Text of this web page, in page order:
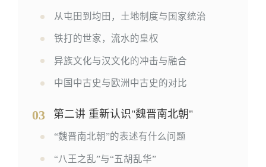
从屯田到均田，土地制度与国家统治
铁打的世家，流水的皇权
异族文化与汉文化的冲击与融合
中国中古史与欧洲中古史的对比
03 第二讲 重新认识"魏晋南北朝"
“魏晋南北朝”的表述有什么问题
“八王之乱”与“五胡乱华”